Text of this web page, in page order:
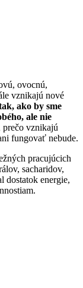
ovocnú,
vznikajú nové
ako by sme
ale nie
prečo vznikajú
fungovať nebude.
pracujúcich
sacharidov,
dostatok energie,